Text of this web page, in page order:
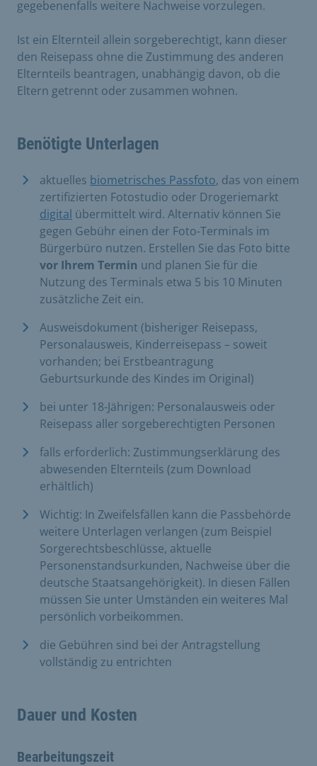
gegebenenfalls weitere Nachweise vorzulegen.
Ist ein Elternteil allein sorgeberechtigt, kann dieser
den Reisepass ohne die Zustimmung des anderen
Elternteils beantragen, unabhängig davon, ob die
Eltern getrennt oder zusammen wohnen.
Benötigte Unterlagen
aktuelles biometrisches Passfoto, das von einem
zertifizierten Fotostudio oder Drogeriemarkt
digital übermittelt wird. Alternativ können Sie
gegen Gebühr einen der Foto-Terminals im
Bürgerbüro nutzen. Erstellen Sie das Foto bitte
vor Ihrem Termin und planen Sie für die
Nutzung des Terminals etwa 5 bis 10 Minuten
zusätzliche Zeit ein.
Ausweisdokument (bisheriger Reisepass,
Personalausweis, Kinderreisepass – soweit
vorhanden; bei Erstbeantragung
Geburtsurkunde des Kindes im Original)
bei unter 18-Jährigen: Personalausweis oder
Reisepass aller sorgeberechtigten Personen
falls erforderlich: Zustimmungserklärung des
abwesenden Elternteils (zum Download
erhältlich)
Wichtig: In Zweifelsfällen kann die Passbehörde
weitere Unterlagen verlangen (zum Beispiel
Sorgerechtsbeschlüsse, aktuelle
Personenstandsurkunden, Nachweise über die
deutsche Staatsangehörigkeit). In diesen Fällen
müssen Sie unter Umständen ein weiteres Mal
persönlich vorbeikommen.
die Gebühren sind bei der Antragstellung
vollständig zu entrichten
Dauer und Kosten
Bearbeitungszeit